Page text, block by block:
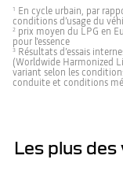
1 En cycle urbain, par
conditions d’usage du
2 prix moyen du LPG en
pour l'essence
3 Résultats d’essais
(Worldwide Harmonized
variant selon les
conduite et conditions
Les plus